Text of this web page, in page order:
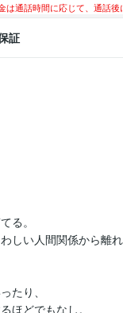
は通話時間に応じて、通話後
証
る。
しい人間関係から離
たり、
ほどでもなし。